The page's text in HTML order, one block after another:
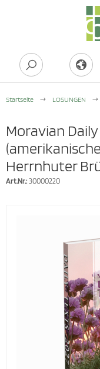
Startseite LOSUNGEN
Moravian
Herrnhuter
Art.Nr.: 30000220